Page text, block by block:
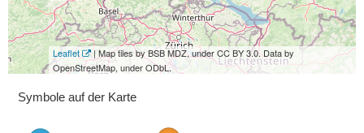
Leaflet
| Map tiles by BSB MDZ, under CC BY 3.0. Data by
OpenStreetMap, under ODbL.
Symbole auf der Karte